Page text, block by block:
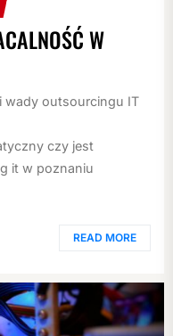
W
wady outsourcingu IT
czy jest
it w poznaniu
READ MORE